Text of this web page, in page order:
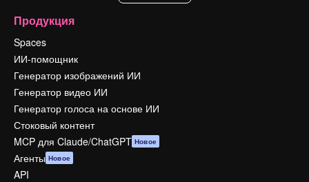
Продукция
Spaces
ИИ-помощник
Генератор изображений ИИ
Генератор видео ИИ
Генератор голоса на основе ИИ
Стоковый контент
MCP для Claude/ChatGPT Новое
Агенты Новое
API